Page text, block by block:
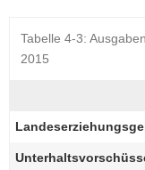
nTabelle 4‑3:
2015